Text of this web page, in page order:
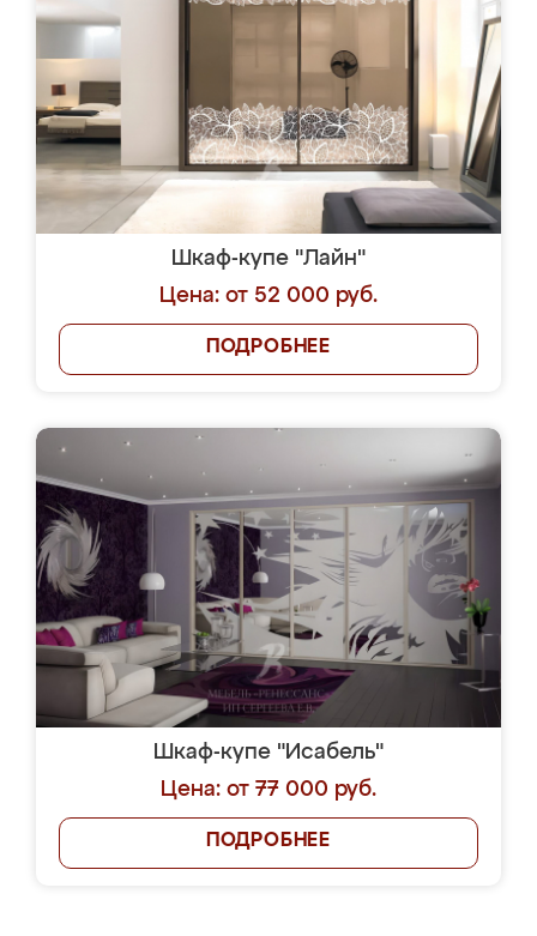
Шкаф-купе "Лайн"
Цена: от 52 000 руб.
ПОДРОБНЕЕ
Шкаф-купе "Исабель"
Цена: от 77 000 руб.
ПОДРОБНЕЕ